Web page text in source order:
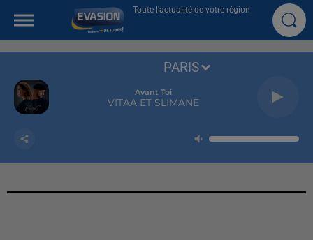
Toute l'actualité de votre région
Avant Toi
VITAA ET SLIMANE
PARIS